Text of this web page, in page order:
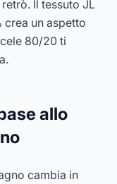
Il tessuto JL
crea un aspetto
80/20 ti
allo
cambia in